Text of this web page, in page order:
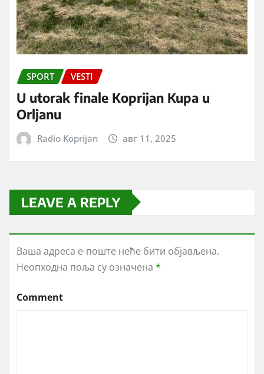
SPORT VESTI
U utorak finale Koprijan Kupa u
Orljanu
Radio Koprijan авг 11, 2025
LEAVE A REPLY
Ваша адреса е-поште неће бити објављена.
Неопходна поља су означена *
Comment